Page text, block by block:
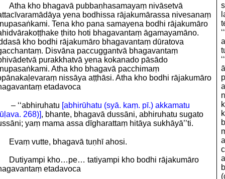
Atha kho bhagavā pubbaṇhasamayaṃ nivāsetvā
yena bodhissa rājakumārassa nivesanaṃ
Tena kho pana samayena bodhi rājakumāro
ṭhito hoti bhagavantaṃ āgamayamāno.
kho bodhi rājakumāro bhagavantaṃ dūratova
Disvāna paccuggantvā bhagavantaṃ
purakkhatvā yena kokanado pāsādo
Atha kho bhagavā pacchimaṃ
nissāya aṭṭhāsi. Atha kho bodhi rājakumāro
etadavoca
– ‘‘abhiruhatu [abhirūhatu (syā. kaṃ. pī.) akkamatu
268)], bhante, bhagavā dussāni, abhiruhatu sugato
yaṃ mama assa dīgharattaṃ hitāya sukhāyā’’ti.
Evaṃ vutte, bhagavā tuṇhī ahosi.
Dutiyampi kho…pe… tatiyampi kho bodhi rājakumāro
etadavoca